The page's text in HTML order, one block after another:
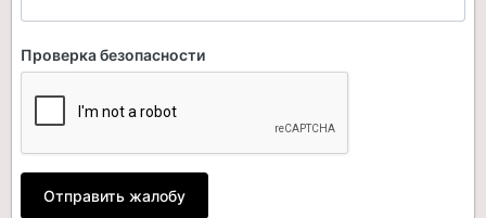
Проверка безопасности
Отправить жалобу